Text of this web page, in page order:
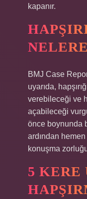
kapanır.
BMJ Case
uyarıda,
verebileceği ve
açabileceği
önce boynunda
ardından
konuşma
5 KERE